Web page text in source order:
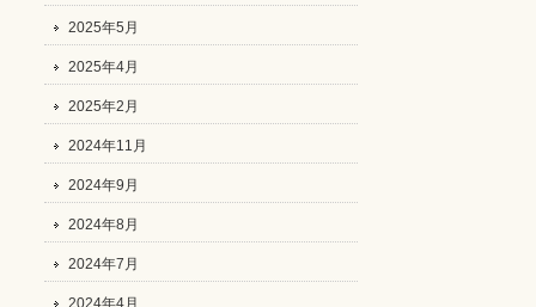
2025年5月
2025年4月
2025年2月
2024年11月
2024年9月
2024年8月
2024年7月
2024年4月